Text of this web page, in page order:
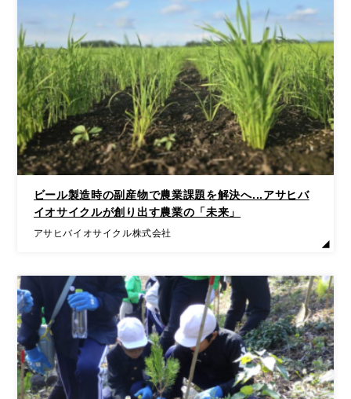
ビール製造時の副産物で農業課題を解決へ...アサヒバ
イオサイクルが創り出す農業の「未来」
アサヒバイオサイクル株式会社